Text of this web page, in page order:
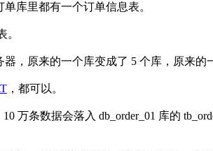
库里都有一个订单信息表。
。
，原来的一个库变成了 5 个库，原来的
，都可以。
条数据会落入 db_order_01 库的